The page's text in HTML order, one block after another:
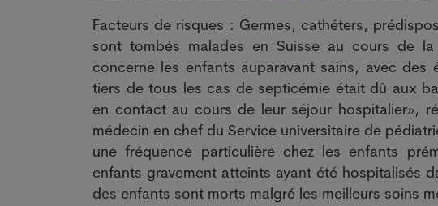
Facteurs de risques : Germes, cathéters,
sont tombés malades en Suisse au cours de
concerne les enfants auparavant sains, avec
tiers de tous les cas de septicémie était dû aux
en contact au cours de leur séjour hospitalier»,
médecin en chef du Service universitaire de
une fréquence particulière chez les enfants
enfants gravement atteints ayant été hospitalisés
des enfants sont morts malgré les meilleurs soins